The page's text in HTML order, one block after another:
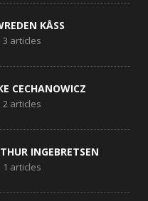
KÅSS
articles
CECHANOWICZ
articles
INGEBRETSEN
articles